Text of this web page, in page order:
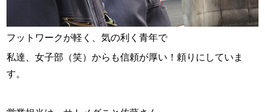
フットワークが軽く、気の利く青年で
私達、女子部（笑）からも信頼が厚い！頼りにしていま
す。